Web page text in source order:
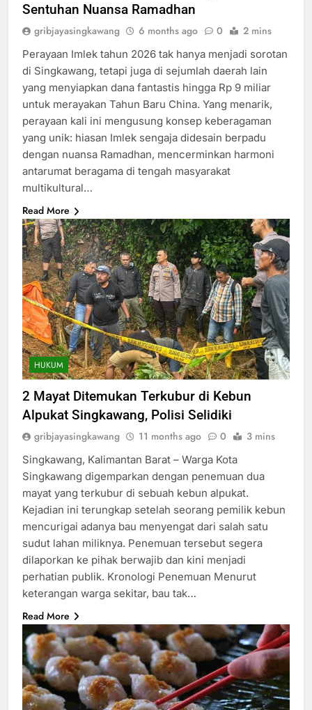
Sentuhan Nuansa Ramadhan
gribjayasingkawang 6 months ago 0 2 mins
Perayaan Imlek tahun 2026 tak hanya menjadi sorotan
di Singkawang, tetapi juga di sejumlah daerah lain
yang menyiapkan dana fantastis hingga Rp 9 miliar
untuk merayakan Tahun Baru China. Yang menarik,
perayaan kali ini mengusung konsep keberagaman
yang unik: hiasan Imlek sengaja didesain berpadu
dengan nuansa Ramadhan, mencerminkan harmoni
antarumat beragama di tengah masyarakat
multikultural…
Read More
HUKUM
2 Mayat Ditemukan Terkubur di Kebun
Alpukat Singkawang, Polisi Selidiki
gribjayasingkawang 11 months ago 0 3 mins
Singkawang, Kalimantan Barat – Warga Kota
Singkawang digemparkan dengan penemuan dua
mayat yang terkubur di sebuah kebun alpukat.
Kejadian ini terungkap setelah seorang pemilik kebun
mencurigai adanya bau menyengat dari salah satu
sudut lahan miliknya. Penemuan tersebut segera
dilaporkan ke pihak berwajib dan kini menjadi
perhatian publik. Kronologi Penemuan Menurut
keterangan warga sekitar, bau tak…
Read More